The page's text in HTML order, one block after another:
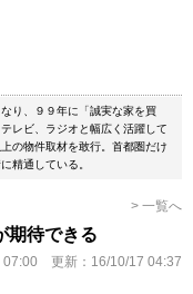
り、９９年に「誠実な家を買
レビ、ラジオと幅広く活躍して
の物件取材を敢行。首都圏だけ
精通している。
> 一覧へ
期待できる
07:00 更新： 16/10/17 04:37